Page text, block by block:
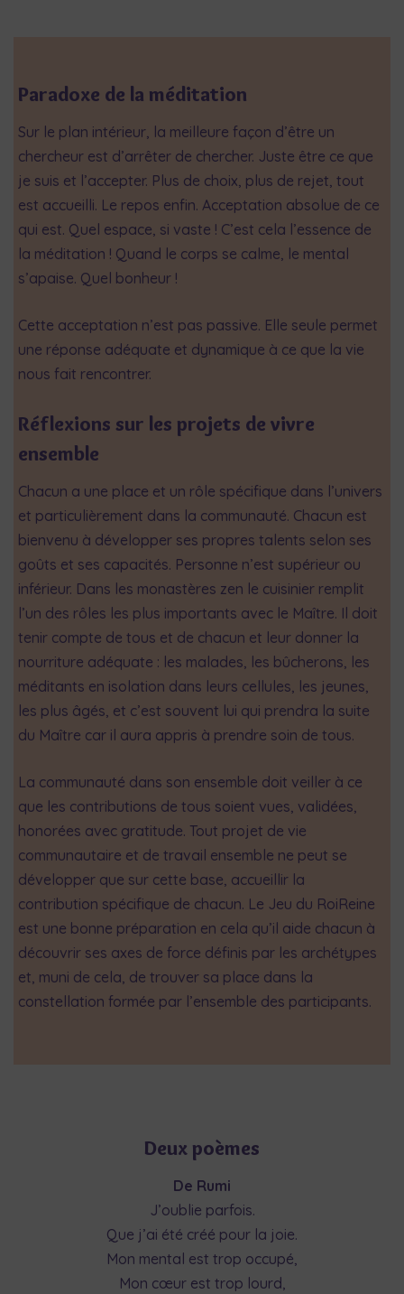
Paradoxe de la méditation
Sur le plan intérieur, la meilleure façon d’être un
chercheur est d’arrêter de chercher. Juste être ce que
je suis et l’accepter. Plus de choix, plus de rejet, tout
est accueilli. Le repos enfin. Acceptation absolue de ce
qui est. Quel espace, si vaste ! C’est cela l’essence de
la méditation ! Quand le corps se calme, le mental
s’apaise. Quel bonheur !
Cette acceptation n’est pas passive. Elle seule permet
une réponse adéquate et dynamique à ce que la vie
nous fait rencontrer.
Réflexions sur les projets de vivre
ensemble
Chacun a une place et un rôle spécifique dans l’univers
et particulièrement dans la communauté. Chacun est
bienvenu à développer ses propres talents selon ses
goûts et ses capacités. Personne n’est supérieur ou
inférieur. Dans les monastères zen le cuisinier remplit
l’un des rôles les plus importants avec le Maître. Il doit
tenir compte de tous et de chacun et leur donner la
nourriture adéquate : les malades, les bûcherons, les
méditants en isolation dans leurs cellules, les jeunes,
les plus âgés, et c’est souvent lui qui prendra la suite
du Maître car il aura appris à prendre soin de tous.
La communauté dans son ensemble doit veiller à ce
que les contributions de tous soient vues, validées,
honorées avec gratitude. Tout projet de vie
communautaire et de travail ensemble ne peut se
développer que sur cette base, accueillir la
contribution spécifique de chacun. Le Jeu du RoiReine
est une bonne préparation en cela qu’il aide chacun à
découvrir ses axes de force définis par les archétypes
et, muni de cela, de trouver sa place dans la
constellation formée par l’ensemble des participants.
Deux poèmes
De Rumi
J’oublie parfois.
Que j’ai été créé pour la joie.
Mon mental est trop occupé,
Mon cœur est trop lourd,